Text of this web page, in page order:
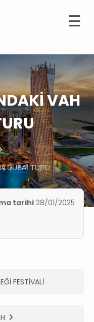
☰
VAH
DUBAİ TURU
tarihi 28/01/2025
FESTİVALİ